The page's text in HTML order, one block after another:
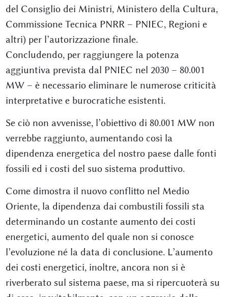
del Consiglio dei Ministri, Ministero della Cultura,
Commissione Tecnica PNRR – PNIEC, Regioni e
altri) per l’autorizzazione finale.
Concludendo, per raggiungere la potenza
aggiuntiva prevista dal PNIEC nel 2030 – 80.001
MW – è necessario eliminare le numerose criticità
interpretative e burocratiche esistenti.
Se ciò non avvenisse, l’obiettivo di 80.001 MW non
verrebbe raggiunto, aumentando così la
dipendenza energetica del nostro paese dalle fonti
fossili ed i costi del suo sistema produttivo.
Come dimostra il nuovo conflitto nel Medio
Oriente, la dipendenza dai combustili fossili sta
determinando un costante aumento dei costi
energetici, aumento del quale non si conosce
l’evoluzione né la data di conclusione. L’aumento
dei costi energetici, inoltre, ancora non si è
riverberato sul sistema paese, ma si ripercuoterà su